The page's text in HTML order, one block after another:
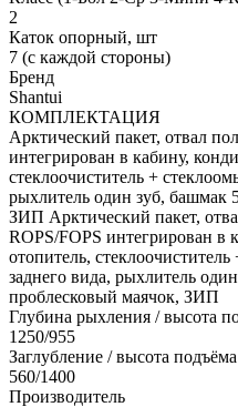
2
Каток опорный, шт
7 (с каждой стороны)
Бренд
Shantui
КОМПЛЕКТАЦИЯ
Арктический пакет, отвал
интегрирован в кабину,
стеклоочиститель +
рыхлитель один зуб, башмак
ЗИП Арктический пакет,
ROPS/FOPS интегрирован в
отопитель,
заднего вида, рыхлитель
проблесковый маячок, ЗИП
Глубина рыхления / высота
1250/955
Заглубление / высота
560/1400
Производитель